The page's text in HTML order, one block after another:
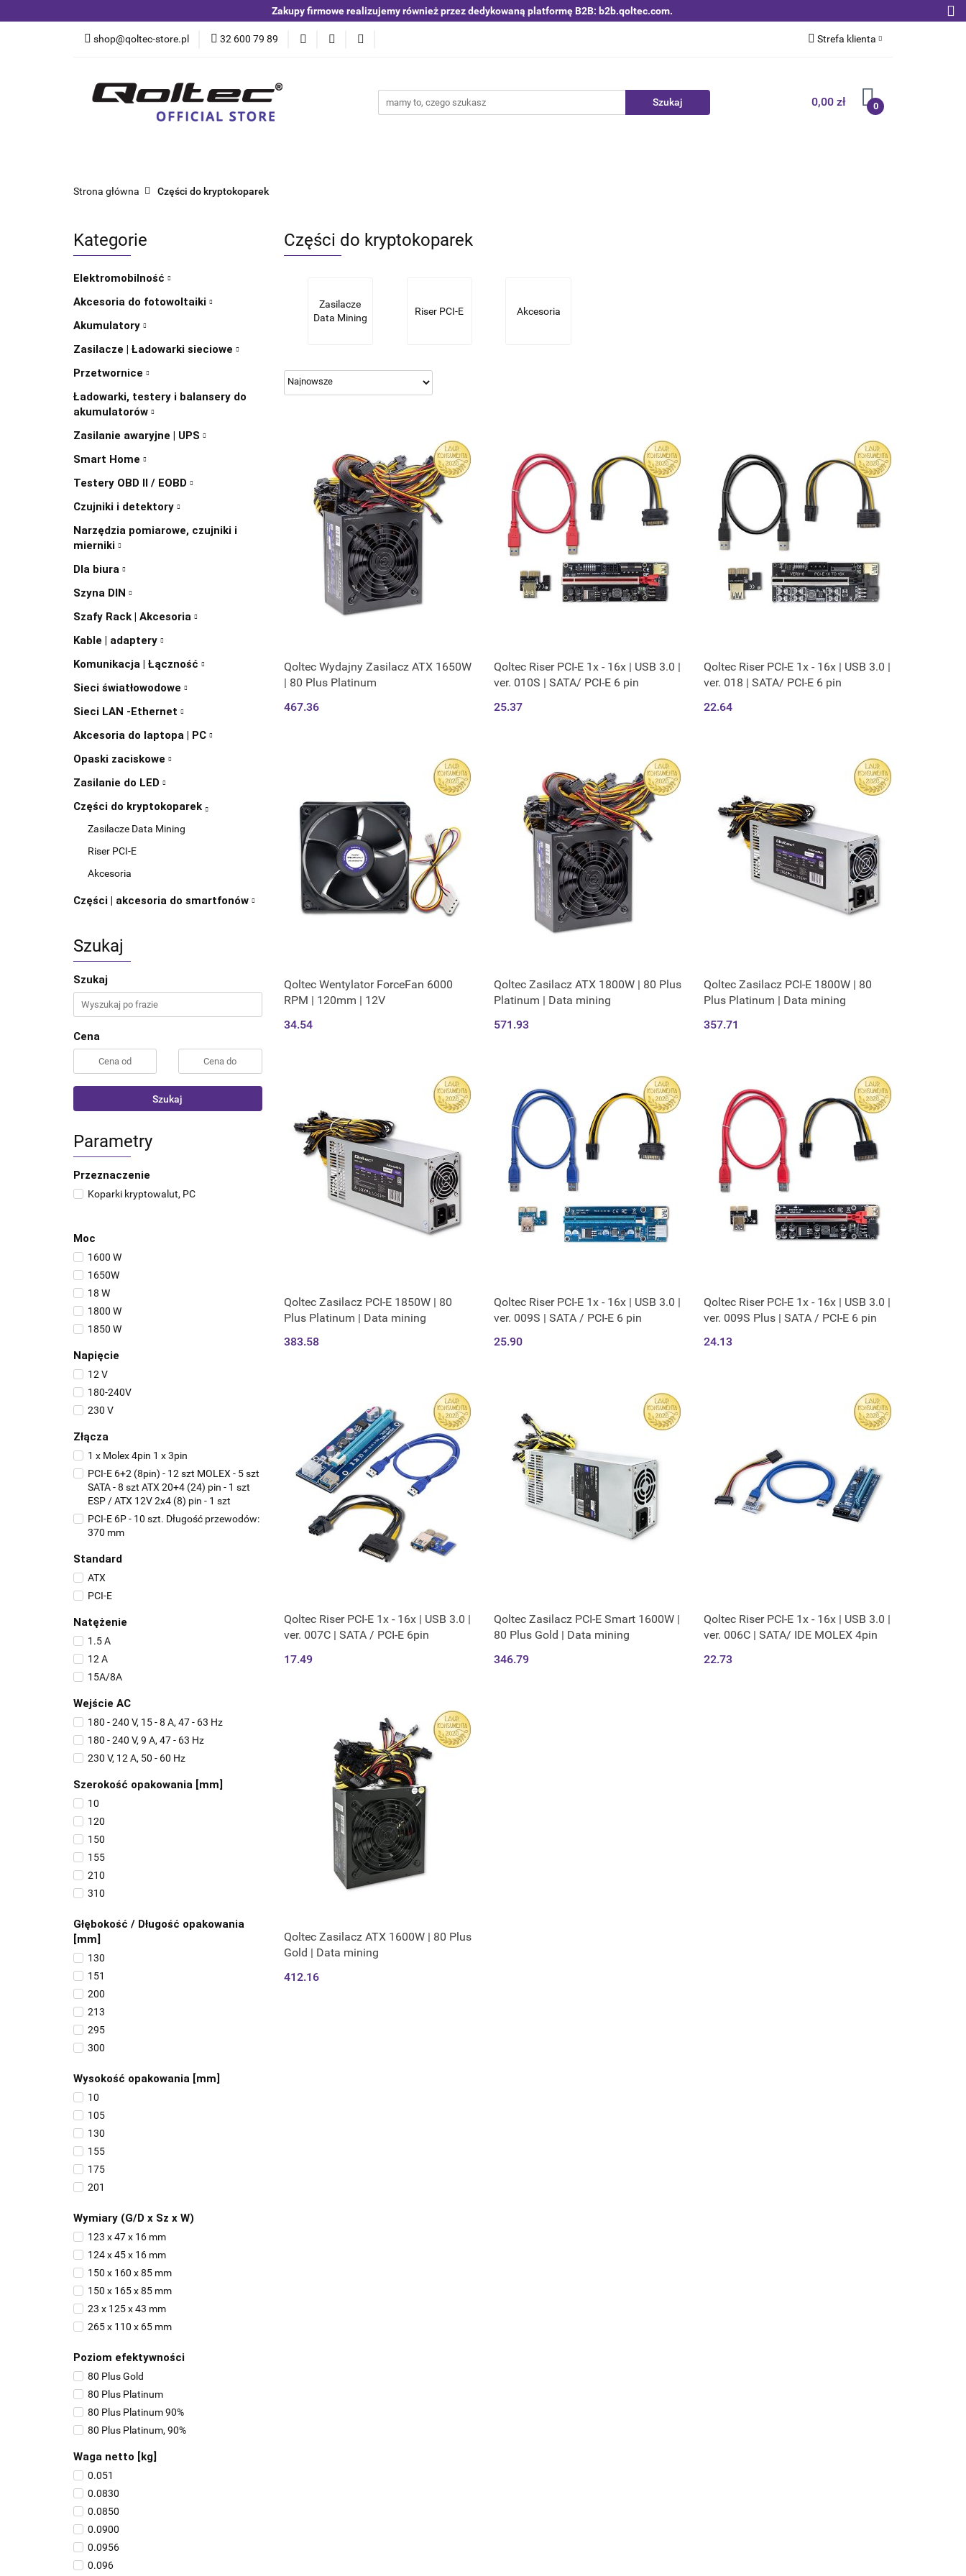
Zakupy firmowe realizujemy również przez dedykowaną platformę B2B: b2b.qoltec.com.
shop@qoltec-store.pl 32 600 79 89 Strefa klienta
Zarejestruj się
0,00 zł 0
Blog
Kategorie Czujniki i detektory Switche | Ethernet Anteny LTE 4G 5G
Strona główna Części do kryptokoparek
Kategorie
Elektromobilność
Akcesoria do fotowoltaiki
Akumulatory
Zasilacze | Ładowarki sieciowe
Przetwornice
Ładowarki, testery i balansery do
akumulatorów
Zasilanie awaryjne | UPS
Smart Home
Testery OBD II / EOBD
Czujniki i detektory
Narzędzia pomiarowe, czujniki i
mierniki
Dla biura
Szyna DIN
Szafy Rack | Akcesoria
Kable | adaptery
Komunikacja | Łączność
Sieci światłowodowe
Sieci LAN -Ethernet
Akcesoria do laptopa | PC
Opaski zaciskowe
Zasilanie do LED
Części do kryptokoparek
Zasilacze Data Mining
Riser PCI-E
Akcesoria
Części | akcesoria do smartfonów
Szukaj
Szukaj
Cena
Szukaj
Parametry
Przeznaczenie
Koparki kryptowalut, PC
Moc
1600 W
1650W
18 W
1800 W
1850 W
Napięcie
12 V
180-240V
230 V
Złącza
1 x Molex 4pin 1 x 3pin
PCI-E 6+2 (8pin) - 12 szt MOLEX - 5 szt
SATA - 8 szt ATX 20+4 (24) pin - 1 szt
ESP / ATX 12V 2x4 (8) pin - 1 szt
PCI-E 6P - 10 szt. Długość przewodów:
370 mm
Standard
ATX
PCI-E
Natężenie
1.5 A
12 A
15A/8A
Wejście AC
180 - 240 V, 15 - 8 A, 47 - 63 Hz
180 - 240 V, 9 A, 47 - 63 Hz
230 V, 12 A, 50 - 60 Hz
Szerokość opakowania [mm]
10
120
150
155
210
310
75
Głębokość / Długość opakowania
[mm]
130
151
200
213
295
300
355
Wysokość opakowania [mm]
10
105
130
155
175
201
75
Wymiary (G/D x Sz x W)
123 x 47 x 16 mm
124 x 45 x 16 mm
150 x 160 x 85 mm
150 x 165 x 85 mm
23 x 125 x 43 mm
265 x 110 x 65 mm
63 x 240 x 109 mm
63 x 267 x 111 mm
85 x 150 x 165 mm
Poziom efektywności
80 Plus Gold
80 Plus Platinum
80 Plus Platinum 90%
80 Plus Platinum, 90%
Waga netto [kg]
0.051
0.0830
0.0850
0.0900
0.0956
0.096
Części do kryptokoparek
Zasilacze
Data Mining
Riser PCI-E Akcesoria
Qoltec Wydajny Zasilacz ATX 1650W
| 80 Plus Platinum
467.36
Qoltec Riser PCI-E 1x - 16x | USB 3.0 |
ver. 010S | SATA/ PCI-E 6 pin
25.37
Qoltec Riser PCI-E 1x - 16x | USB 3.0 |
ver. 018 | SATA/ PCI-E 6 pin
22.64
Qoltec Wentylator ForceFan 6000
RPM | 120mm | 12V
34.54
Produkt niedostępny
Qoltec Zasilacz ATX 1800W | 80 Plus
Platinum | Data mining
571.93
Qoltec Zasilacz PCI-E 1800W | 80
Plus Platinum | Data mining
357.71
Qoltec Zasilacz PCI-E 1850W | 80
Plus Platinum | Data mining
383.58
Qoltec Riser PCI-E 1x - 16x | USB 3.0 |
ver. 009S | SATA / PCI-E 6 pin
25.90
Qoltec Riser PCI-E 1x - 16x | USB 3.0 |
ver. 009S Plus | SATA / PCI-E 6 pin
24.13
Qoltec Riser PCI-E 1x - 16x | USB 3.0 |
ver. 007C | SATA / PCI-E 6pin
17.49
Qoltec Zasilacz PCI-E Smart 1600W |
80 Plus Gold | Data mining
346.79
Qoltec Riser PCI-E 1x - 16x | USB 3.0 |
ver. 006C | SATA/ IDE MOLEX 4pin
22.73
Qoltec Zasilacz ATX 1600W | 80 Plus
Gold | Data mining
412.16